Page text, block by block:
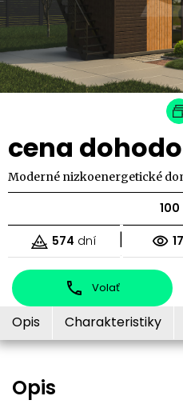
cena
Moderné nizkoenergetické
100
574 dní |
Volať
Opis Charakteristiky
Opis